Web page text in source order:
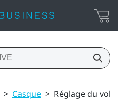
> Casque > Réglage du